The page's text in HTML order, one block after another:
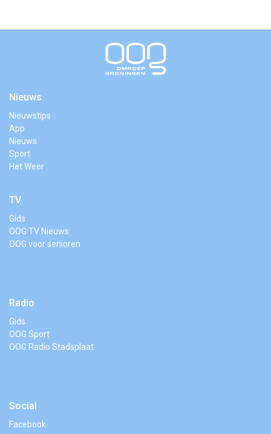
Nieuws
Nieuwstips
App
Nieuws
Sport
Het Weer
TV
Gids
OOG TV Nieuws
OOG voor senioren
Radio
Gids
OOG Sport
OOG Radio Stadsplaat
Social
Facebook